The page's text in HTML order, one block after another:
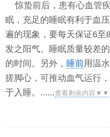
惊蛰前后，患有心血管
眠，充足的睡眠有利于血
遍的现象，要每天保证6
发之阳气。睡眠质量较差
的时间。另外， 睡前用温
搓脚心，可推动血气运行
于入睡。......查看剩余内容▼▼